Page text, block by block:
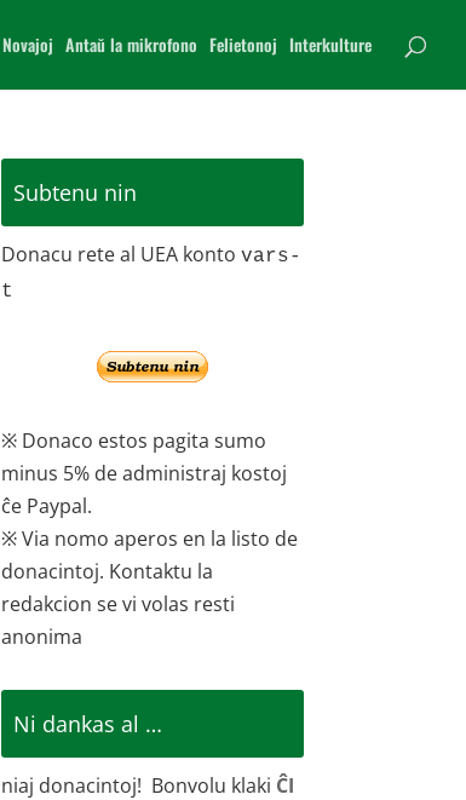
Novajoj Antaŭ la mikrofono Felietonoj Interkulture
Subtenu nin
Donacu rete al UEA kontovars-
t
※ Donaco estos pagita sumo
minus 5% de administraj kostoj
ĉe Paypal.
※ Via nomo aperos en la listo de
donacintoj. Kontaktu la
redakcion se vi volas resti
anonima
Ni dankas al …
niaj donacintoj! Bonvolu klaki ĈI